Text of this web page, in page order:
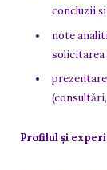
concluzii
note
solicitarea
Profilul și